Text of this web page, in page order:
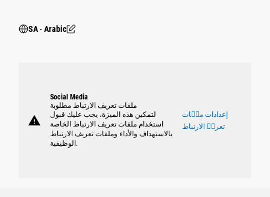
SA ‧ Arabic
warning
Social Media
ملفات تعريف الارتباط مطلوبة
لتمكين هذه الميزة، يجب عليك قبول
استخدام ملفات تعريف الارتباط الخاصة
بالاستهداف والأداء وملفات تعريف الارتباط
الوظيفية.
إعدادات ملٝات
تعريٝ الارتباط